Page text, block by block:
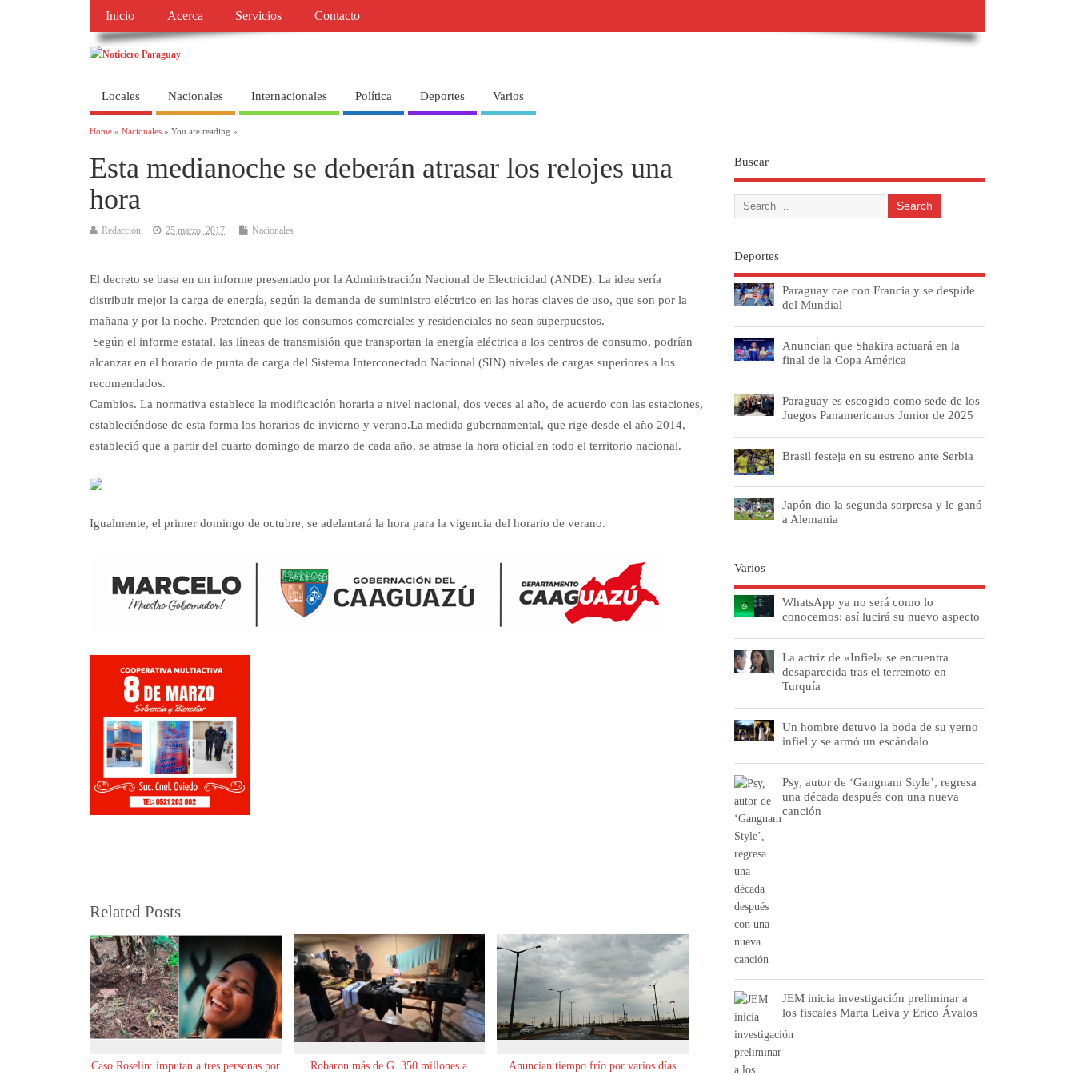
Inicio Acerca Servicios Contacto
Locales Nacionales Internacionales Política Deportes Varios
Home » Nacionales » You are reading »
Esta medianoche se deberán atrasar los relojes una
hora
Redacción 25 marzo, 2017 Nacionales
El decreto se basa en un informe presentado por la Administración Nacional de Electricidad (ANDE). La idea sería
distribuir mejor la carga de energía, según la demanda de suministro eléctrico en las horas claves de uso, que son por la
mañana y por la noche. Pretenden que los consumos comerciales y residenciales no sean superpuestos.
Según el informe estatal, las líneas de transmisión que transportan la energía eléctrica a los centros de consumo, podrían
alcanzar en el horario de punta de carga del Sistema Interconectado Nacional (SIN) niveles de cargas superiores a los
recomendados.
Cambios. La normativa establece la modificación horaria a nivel nacional, dos veces al año, de acuerdo con las estaciones,
estableciéndose de esta forma los horarios de invierno y verano.La medida gubernamental, que rige desde el año 2014,
estableció que a partir del cuarto domingo de marzo de cada año, se atrase la hora oficial en todo el territorio nacional.
Igualmente, el primer domingo de octubre, se adelantará la hora para la vigencia del horario de verano.
Related Posts
Caso Roselin: imputan a tres personas por
Robaron más de G. 350 millones a
Anuncian tiempo frío por varios días
Buscar
Deportes
Paraguay cae con Francia y se despide
del Mundial
Anuncian que Shakira actuará en la
final de la Copa América
Paraguay es escogido como sede de los
Juegos Panamericanos Junior de 2025
Brasil festeja en su estreno ante Serbia
Japón dio la segunda sorpresa y le ganó
a Alemania
Varios
WhatsApp ya no será como lo
conocemos: así lucirá su nuevo aspecto
La actriz de «Infiel» se encuentra
desaparecida tras el terremoto en
Turquía
Un hombre detuvo la boda de su yerno
infiel y se armó un escándalo
Psy, autor de ‘Gangnam Style’, regresa
una década después con una nueva
canción
JEM inicia investigación preliminar a
los fiscales Marta Leiva y Erico Ávalos